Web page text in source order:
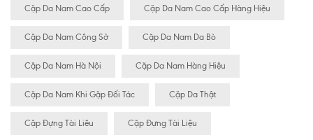
Cặp Da Nam Cao Cấp Cặp Da Nam Cao Cấp Hàng Hiệu
Cặp Da Nam Công Sở Cặp Da Nam Da Bò
Cặp Da Nam Hà Nội Cặp Da Nam Hàng Hiệu
Cặp Da Nam Khi Gặp Đối Tác Cặp Da Thật
Cặp Đựng Tài Liêu Cặp Đựng Tài Liệu